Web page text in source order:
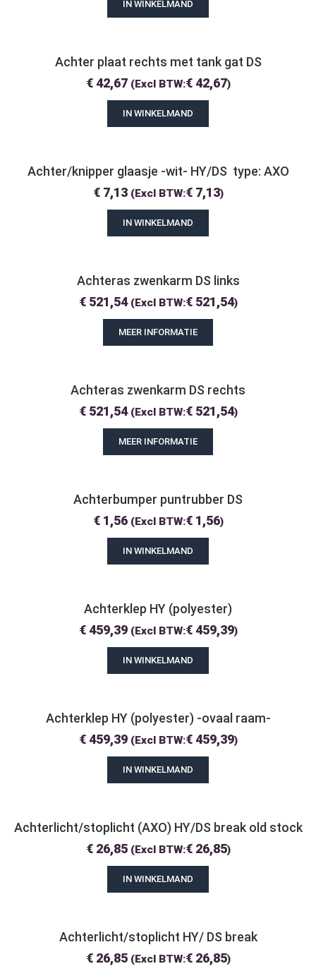
IN WINKELMAND
Achter plaat rechts met tank gat DS
€42,67 (Excl BTW:€42,67)
IN WINKELMAND
Achter/knipper glaasje -wit- HY/DS  type: AXO
€7,13 (Excl BTW:€7,13)
IN WINKELMAND
Achteras zwenkarm DS links
€521,54 (Excl BTW:€521,54)
MEER INFORMATIE
Achteras zwenkarm DS rechts
€521,54 (Excl BTW:€521,54)
MEER INFORMATIE
Achterbumper puntrubber DS
€1,56 (Excl BTW:€1,56)
IN WINKELMAND
Achterklep HY (polyester)
€459,39 (Excl BTW:€459,39)
IN WINKELMAND
Achterklep HY (polyester) -ovaal raam-
€459,39 (Excl BTW:€459,39)
IN WINKELMAND
Achterlicht/stoplicht (AXO) HY/DS break old stock
€26,85 (Excl BTW:€26,85)
IN WINKELMAND
Achterlicht/stoplicht HY/ DS break
€26,85 (Excl BTW:€26,85)